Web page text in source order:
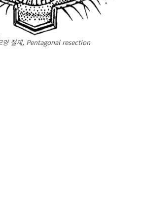
양 절제, Pentagonal resection